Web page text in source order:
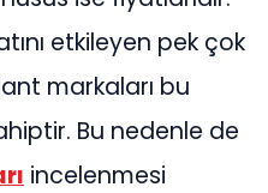
etkileyen pek çok
markaları bu
Bu nedenle de
incelenmesi